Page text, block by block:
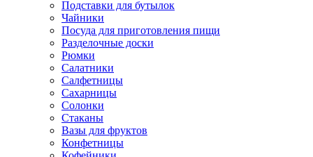
Подставки для бутылок
Чайники
Посуда для приготовления пищи
Разделочные доски
Рюмки
Салатники
Салфетницы
Сахарницы
Солонки
Стаканы
Вазы для фруктов
Конфетницы